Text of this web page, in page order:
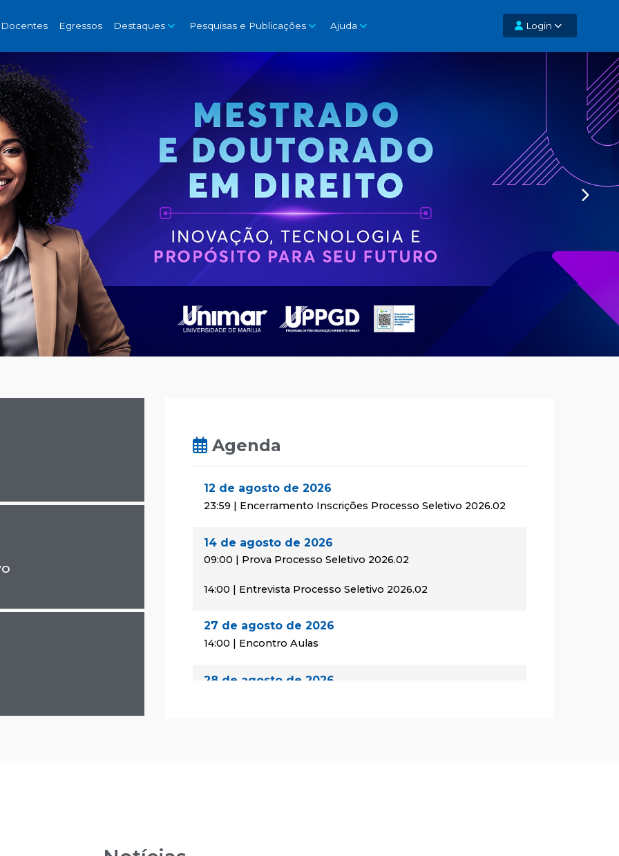
Docentes Egressos Destaques Pesquisas e Publicações Ajuda Login
Agenda
12 de agosto de 2026
23:59 | Encerramento Inscrições Processo Seletivo 2026.02
14 de agosto de 2026
09:00 | Prova Processo Seletivo 2026.02
14:00 | Entrevista Processo Seletivo 2026.02
27 de agosto de 2026
14:00 | Encontro Aulas
28 de agosto de 2026